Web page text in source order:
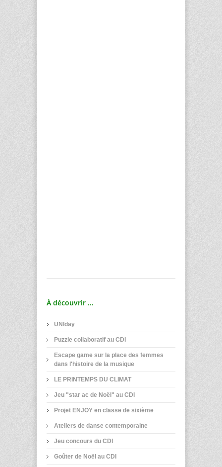
À découvrir ...
UNIday
Puzzle collaboratif au CDI
Escape game sur la place des femmes
dans l'histoire de la musique
LE PRINTEMPS DU CLIMAT
Jeu "star ac de Noël" au CDI
Projet ENJOY en classe de sixième
Ateliers de danse contemporaine
Jeu concours du CDI
Goûter de Noël au CDI